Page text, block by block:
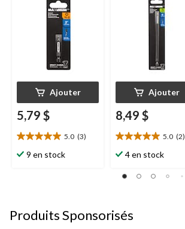
Ajouter
5,79 $
5.0 (3)
5.0
étoile(s)
9 en stock
Ajouter
8,49 $
5.0 (2)
5.0
étoile(s)
5.
4 en stock
Produits Sponsorisés